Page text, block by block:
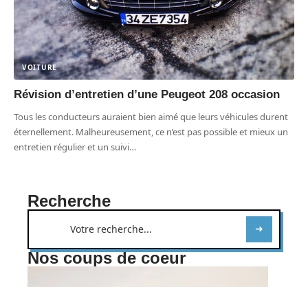
VOITURE
Révision d’entretien d’une Peugeot 208 occasion
Tous les conducteurs auraient bien aimé que leurs véhicules durent
éternellement. Malheureusement, ce n’est pas possible et mieux un
entretien régulier et un suivi…
Recherche
Nos coups de coeur